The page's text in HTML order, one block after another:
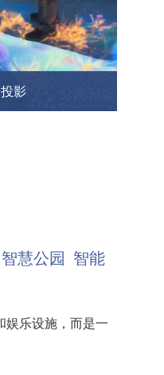
影
智慧公园
智能
娱乐设施，而是一